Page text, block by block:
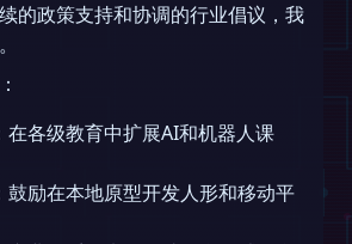
的政策支持和协调的行业倡议，我
在各级教育中扩展AI和机器人课
鼓励在本地原型开发人形和移动平